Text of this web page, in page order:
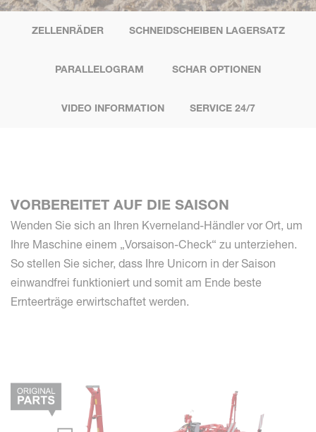
ZELLENRÄDER SCHNEIDSCHEIBEN LAGERSATZ
PARALLELOGRAM SCHAR OPTIONEN
VIDEO INFORMATION SERVICE 24/7
VORBEREITET AUF DIE SAISON
Wenden Sie sich an Ihren Kverneland-Händler vor Ort, um
Ihre Maschine einem „Vorsaison-Check“ zu unterziehen.
So stellen Sie sicher, dass Ihre Unicorn in der Saison
einwandfrei funktioniert und somit am Ende beste
Ernteerträge erwirtschaftet werden.